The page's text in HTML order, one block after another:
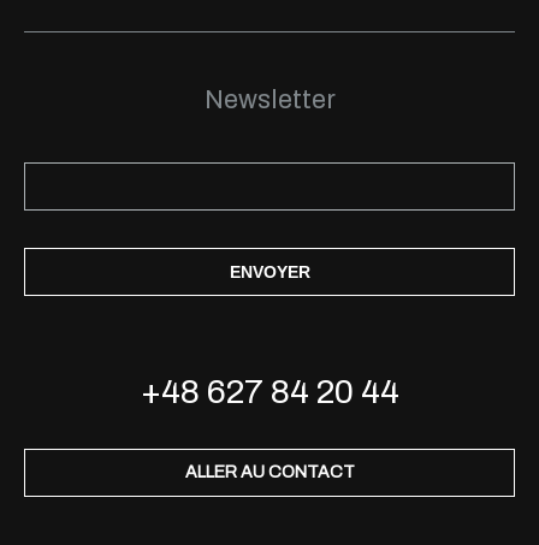
Newsletter
ENVOYER
+48 627 84 20 44
ALLER AU CONTACT